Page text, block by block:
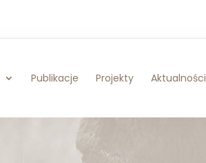
Publikacje Projekty Aktualności